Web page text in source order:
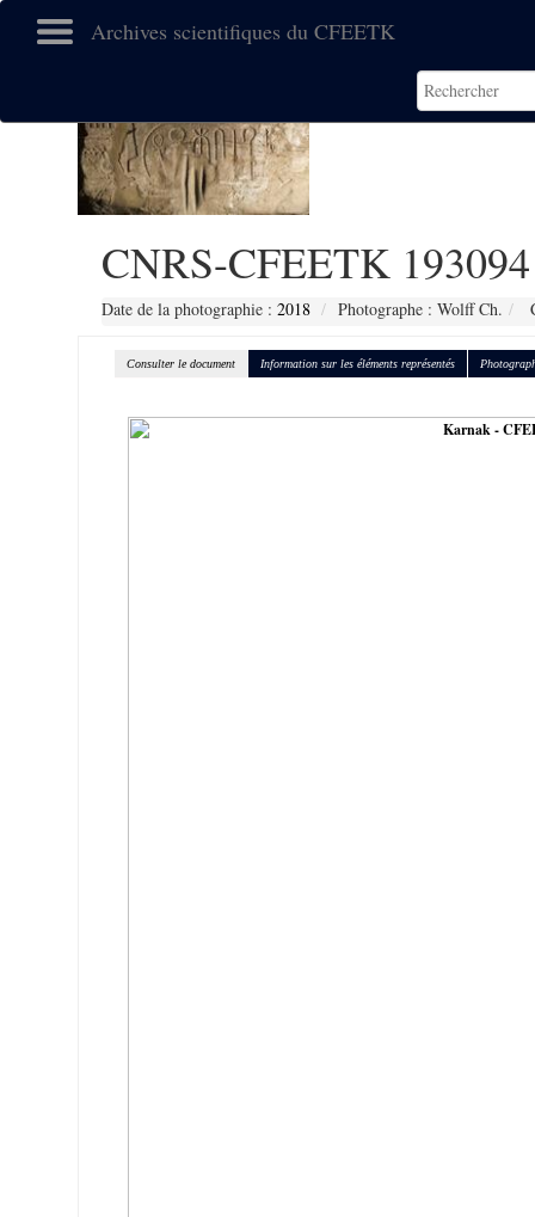
Archives scientifiques du CFEETK
CNRS-CFEETK 193094
Date de la photographie : 2018 Photographe : Wolff Ch.
Consulter le document Information sur les éléments représentés